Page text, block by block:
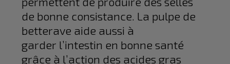
de bonne consistance. La pulpe de
betterave aide aussi à
garder l’intestin en bonne santé
grâce à l’action des acides gras